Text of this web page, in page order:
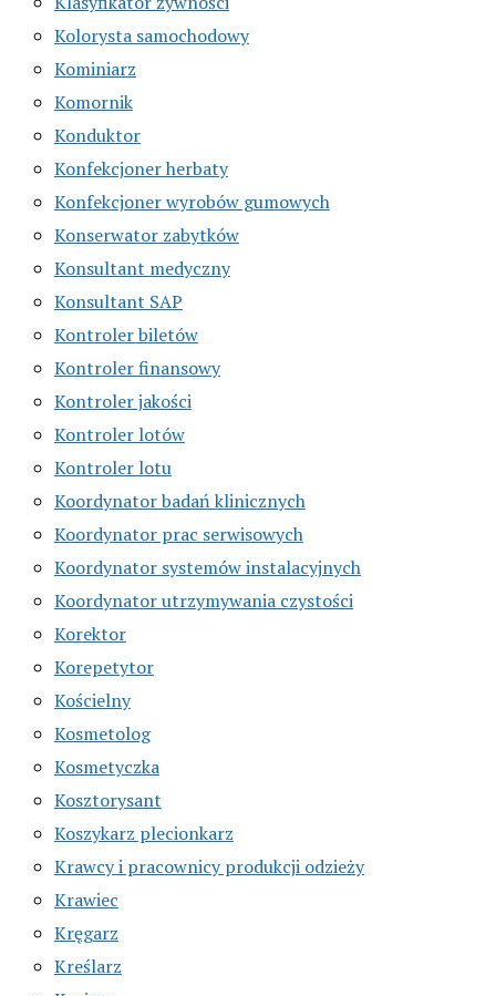
Kolorysta samochodowy
Kominiarz
Komornik
Konduktor
Konfekcjoner herbaty
Konfekcjoner wyrobów gumowych
Konserwator zabytków
Konsultant medyczny
Konsultant SAP
Kontroler biletów
Kontroler finansowy
Kontroler jakości
Kontroler lotów
Kontroler lotu
Koordynator badań klinicznych
Koordynator prac serwisowych
Koordynator systemów instalacyjnych
Koordynator utrzymywania czystości
Korektor
Korepetytor
Kościelny
Kosmetolog
Kosmetyczka
Kosztorysant
Koszykarz plecionkarz
Krawcy i pracownicy produkcji odzieży
Krawiec
Kręgarz
Kreślarz